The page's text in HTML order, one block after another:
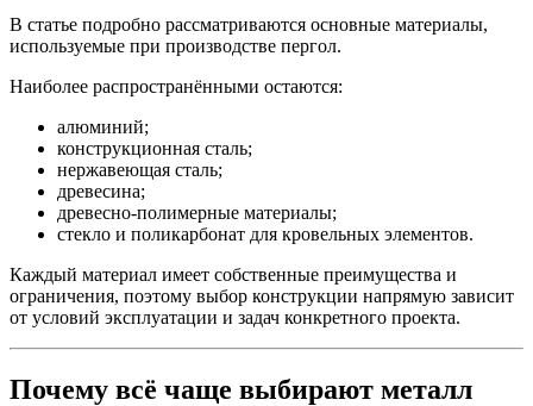
В статье подробно рассматриваются основные материалы,
используемые при производстве пергол.
Наиболее распространёнными остаются:
алюминий;
конструкционная сталь;
нержавеющая сталь;
древесина;
древесно-полимерные материалы;
стекло и поликарбонат для кровельных элементов.
Каждый материал имеет собственные преимущества и
ограничения, поэтому выбор конструкции напрямую зависит
от условий эксплуатации и задач конкретного проекта.
Почему всё чаще выбирают металл